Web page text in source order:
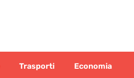
Trasporti Economia